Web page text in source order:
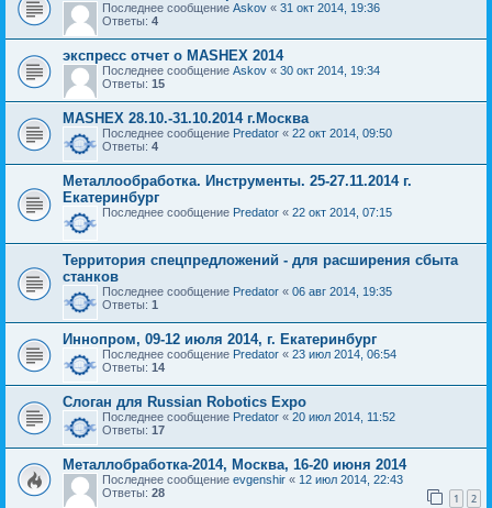
Последнее сообщение Askov « 31 окт 2014, 19:36
Ответы: 4
экспресс отчет о МАSHEX 2014
Последнее сообщение Askov « 30 окт 2014, 19:34
Ответы: 15
MASHEX 28.10.-31.10.2014 г.Москва
Последнее сообщение Predator « 22 окт 2014, 09:50
Ответы: 4
Металлообработка. Инструменты. 25-27.11.2014 г.
Екатеринбург
Последнее сообщение Predator « 22 окт 2014, 07:15
Территория спецпредложений - для расширения сбыта
станков
Последнее сообщение Predator « 06 авг 2014, 19:35
Ответы: 1
Иннопром, 09-12 июля 2014, г. Екатеринбург
Последнее сообщение Predator « 23 июл 2014, 06:54
Ответы: 14
Слоган для Russian Robotics Expo
Последнее сообщение Predator « 20 июл 2014, 11:52
Ответы: 17
Металлобработка-2014, Москва, 16-20 июня 2014
Последнее сообщение evgenshir « 12 июл 2014, 22:43
Ответы: 28 1 2